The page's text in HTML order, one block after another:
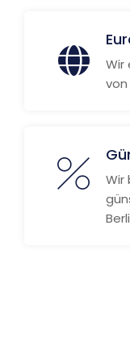
Wir
von
Wir